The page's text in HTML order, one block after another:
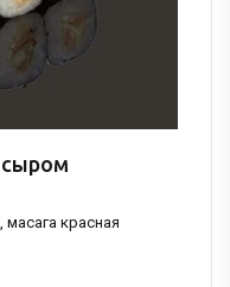
красная